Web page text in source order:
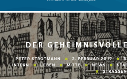
DER
PETER STROTMANN 2. FEBRUAR 2017
INTERN
LEBEN MITTE NEWS
STRASSEN